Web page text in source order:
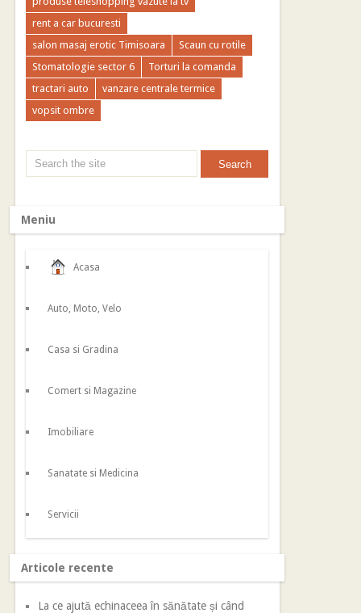
rent a car bucuresti
salon masaj erotic Timisoara
Scaun cu rotile
Stomatologie sector 6
Torturi la comanda
tractari auto
vanzare centrale termice
vopsit ombre
Meniu
Acasa
Auto, Moto, Velo
Casa si Gradina
Comert si Magazine
Imobiliare
Sanatate si Medicina
Servicii
Articole recente
La ce ajută echinaceea în sănătate și când